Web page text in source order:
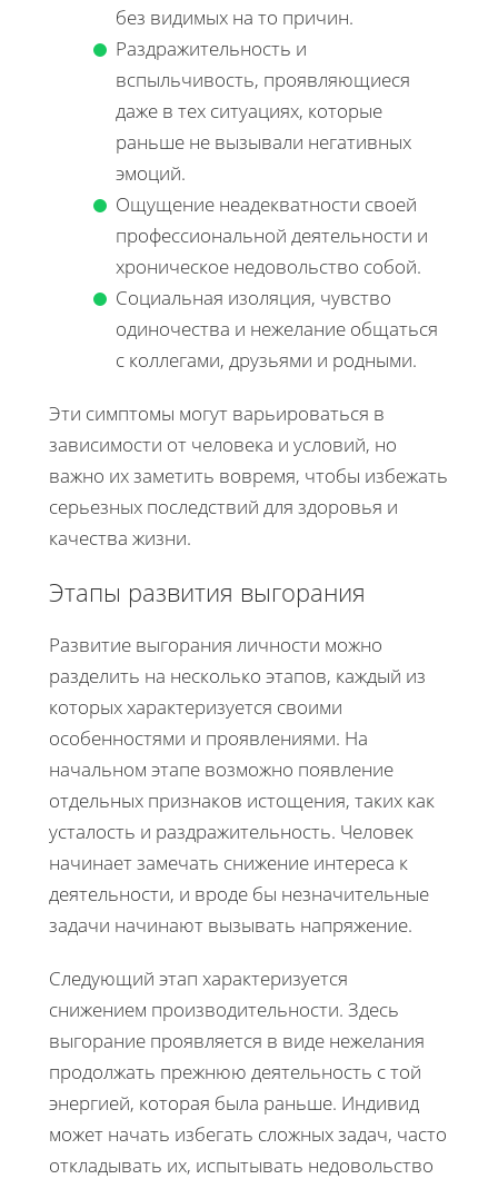
без видимых на то причин.
Раздражительность и
вспыльчивость, проявляющиеся
даже в тех ситуациях, которые
раньше не вызывали негативных
эмоций.
Ощущение неадекватности своей
профессиональной деятельности и
хроническое недовольство собой.
Социальная изоляция, чувство
одиночества и нежелание общаться
с коллегами, друзьями и родными.
Эти симптомы могут варьироваться в
зависимости от человека и условий, но
важно их заметить вовремя, чтобы избежать
серьезных последствий для здоровья и
качества жизни.
Этапы развития выгорания
Развитие выгорания личности можно
разделить на несколько этапов, каждый из
которых характеризуется своими
особенностями и проявлениями. На
начальном этапе возможно появление
отдельных признаков истощения, таких как
усталость и раздражительность. Человек
начинает замечать снижение интереса к
деятельности, и вроде бы незначительные
задачи начинают вызывать напряжение.
Следующий этап характеризуется
снижением производительности. Здесь
выгорание проявляется в виде нежелания
продолжать прежнюю деятельность с той
энергией, которая была раньше. Индивид
может начать избегать сложных задач, часто
откладывать их, испытывать недовольство